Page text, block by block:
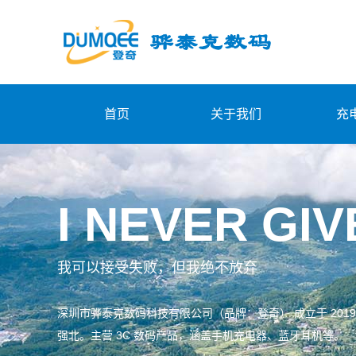
首页 关于我们 充
I NEVER
我可以接受失败，但我绝不放弃
深圳市骅泰克数码科技有限公司（品牌：登奇） 成立于
强北。主营 3C 数码产品，涵盖手机充电器、蓝牙耳机等。